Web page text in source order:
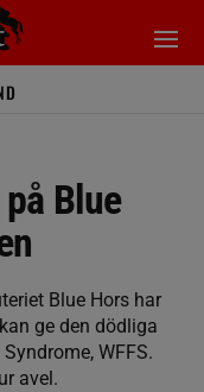
Blue
Blue Hors har
ge den dödliga
WFFS.
avel.